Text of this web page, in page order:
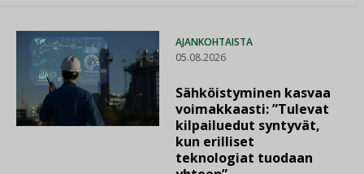
AJANKOHTAISTA
05.08.2026
Sähköistyminen kasvaa
voimakkaasti: ”Tulevat
kilpailuedut syntyvät,
kun erilliset
teknologiat tuodaan